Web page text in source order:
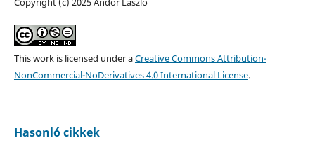
This work is licensed under aCreative Commons Attribution-
NonCommercial-NoDerivatives 4.0 International License.
Hasonló cikkek